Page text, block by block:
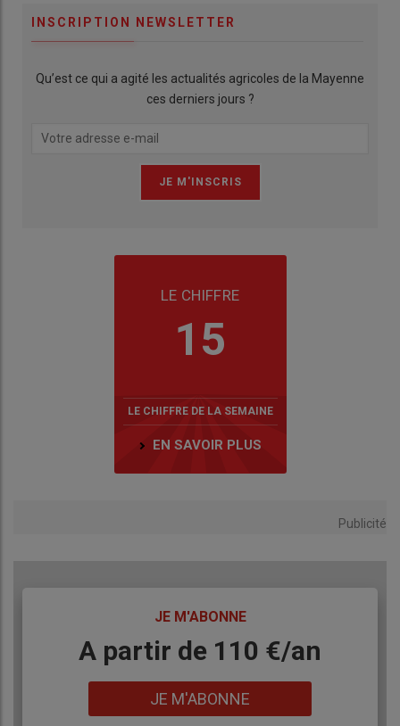
INSCRIPTION NEWSLETTER
Qu’est ce qui a agité les actualités agricoles de la Mayenne
ces derniers jours ?
LE CHIFFRE
15
LE CHIFFRE DE LA SEMAINE
EN SAVOIR PLUS
Publicité
JE M'ABONNE
BodyA partir de 110 €/an
JE M'ABONNE